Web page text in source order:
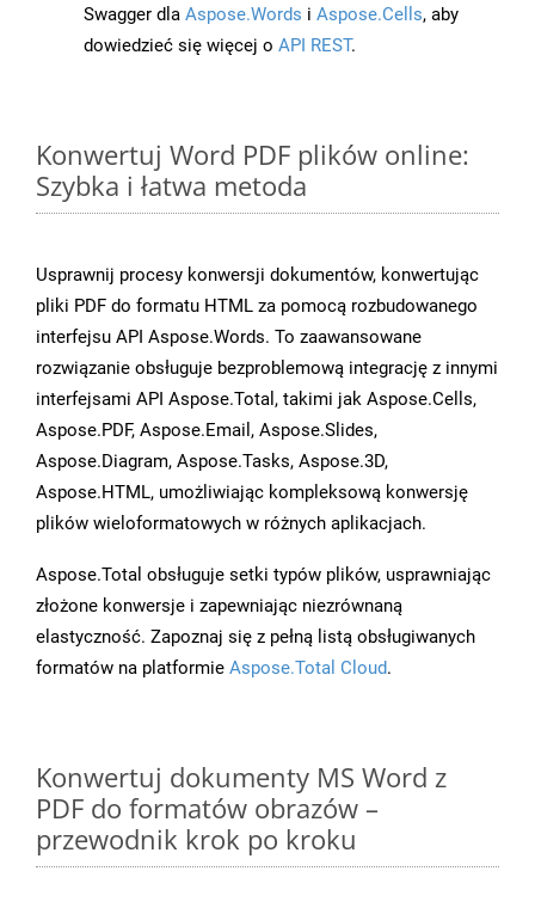
Swagger dla Aspose.Words i Aspose.Cells, aby
dowiedzieć się więcej o API REST.
Konwertuj Word PDF plików online:
Szybka i łatwa metoda
Usprawnij procesy konwersji dokumentów, konwertując
pliki PDF do formatu HTML za pomocą rozbudowanego
interfejsu API Aspose.Words. To zaawansowane
rozwiązanie obsługuje bezproblemową integrację z innymi
interfejsami API Aspose.Total, takimi jak Aspose.Cells,
Aspose.PDF, Aspose.Email, Aspose.Slides,
Aspose.Diagram, Aspose.Tasks, Aspose.3D,
Aspose.HTML, umożliwiając kompleksową konwersję
plików wieloformatowych w różnych aplikacjach.
Aspose.Total obsługuje setki typów plików, usprawniając
złożone konwersje i zapewniając niezrównaną
elastyczność. Zapoznaj się z pełną listą obsługiwanych
formatów na platformie Aspose.Total Cloud.
Konwertuj dokumenty MS Word z
PDF do formatów obrazów –
przewodnik krok po kroku